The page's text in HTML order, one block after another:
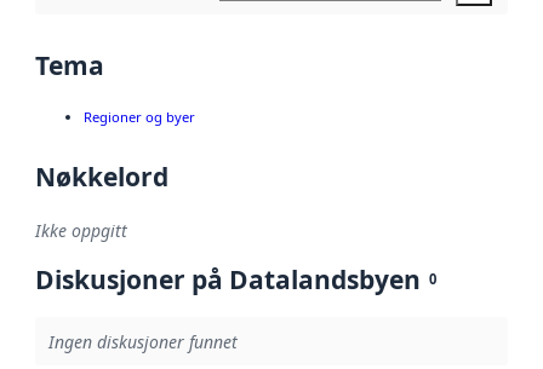
Tema
Regioner og byer
Nøkkelord
Ikke oppgitt
Diskusjoner på Datalandsbyen 0
Ingen diskusjoner funnet